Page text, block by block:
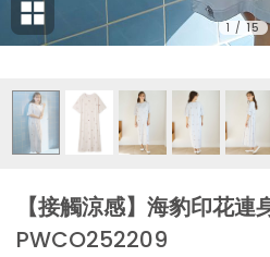
1 / 15
【接觸涼感】海豹印花連
PWCO252209